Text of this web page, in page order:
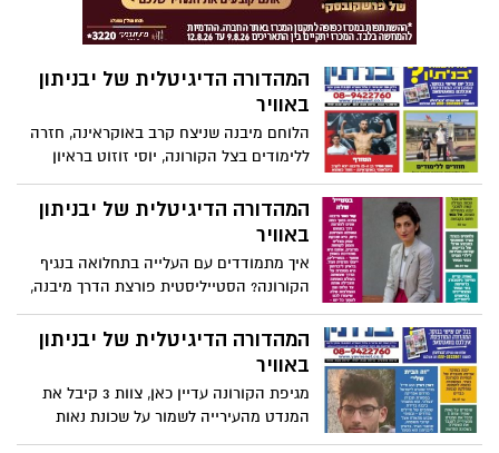
המהדורה הדיגיטלית של יבניתון
באוויר
הלוחם מיבנה שניצח קרב באוקראינה, חזרה
ללימודים בצל הקורונה, יוסי זוזוט בראיון
פתיחת עונה מסקרן וגם: כל הטורים האהובים
המהדורה הדיגיטלית של יבניתון
באוויר
איך מתמודדים עם העלייה בתחלואה בנגיף
הקורונה? הסטייליסטית פורצת הדרך מיבנה,
מכבי יבנה ממשיכה להתחזק וגם: כל הטורים
האהובים ופורטונה
המהדורה הדיגיטלית של יבניתון
באוויר
מגיפת הקורונה עדיין כאן, צוות 3 קיבל את
המנדט מהעירייה לשמור על שכונת נאות
שמיר, החייל הבודד שהגיע מדרום אפריקה